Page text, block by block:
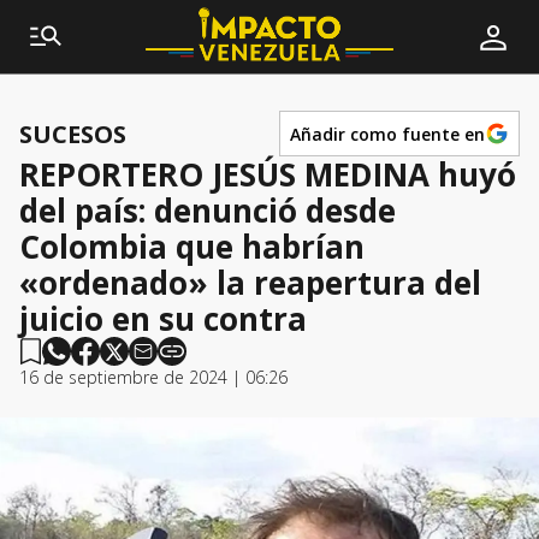
SUCESOS Añadir como fuente en
REPORTERO JESÚS MEDINA huyó
del país: denunció desde
Colombia que habrían
«ordenado» la reapertura del
juicio en su contra
16 de septiembre de 2024 | 06:26